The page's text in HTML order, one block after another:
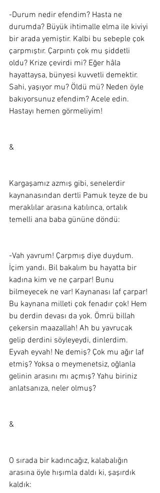
-Durum nedir efendim? Hasta ne
durumda? Büyük ihtimalle elma ile kiviyi
bir arada yemiştir. Kalbi bu sebeple çok
çarpmıştır. Çarpıntı çok mu şiddetli
oldu? Krize çevirdi mi? Eğer hâla
hayattaysa, bünyesi kuvvetli demektir.
Sahi, yaşıyor mu? Öldü mü? Neden öyle
bakıyorsunuz efendim? Acele edin.
Hastayı hemen görmeliyim!
&
Kargaşamız azmış gibi, senelerdir
kaynanasından dertli Pamuk teyze de bu
meraklılar arasına katılınca, ortalık
temelli ana baba gününe döndü:
-Vah yavrum! Çarpmış diye duydum.
İçim yandı. Bil bakalım bu hayatta bir
kadına kim ve ne çarpar! Bunu
bilmeyecek ne var! Kaynanası laf çarpar!
Bu kaynana milleti çok fenadır çok! Hem
bu derdin devası da yok. Ömrü billah
çekersin maazallah! Ah bu yavrucak
gelip derdini söyleyeydi, dinlerdim.
Eyvah eyvah! Ne demiş? Çok mu ağır laf
etmiş? Yoksa o meymenetsiz, oğlanla
gelinin arasını mı açmış? Yahu biriniz
anlatsanıza, neler olmuş?
&
O sırada bir kadıncağız, kalabalığın
arasına öyle hışımla daldı ki, şaşırdık
kaldık: